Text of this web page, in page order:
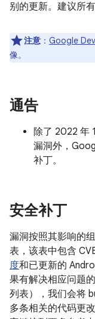
别的更新。建议所
注意 ： Google
像。
通告
除了 2022 年
漏洞外，
补丁。
安全补丁
漏洞按照其影响的
表，该表中包含
度和已更新的
果有解决相应问题
列表），我们会将
多条相关的代码更